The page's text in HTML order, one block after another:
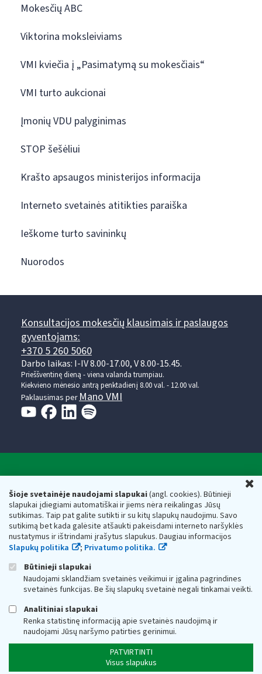
Šioje svetainėje naudojami slapukai(angl. cookies). Būtinieji
slapukai įdiegiami automatiškai ir jiems nėra reikalingas Jūsų
sutikimas. Taip pat galite sutikti ir su kitų slapukų naudojimu. Savo
sutikimą bet kada galėsite atšaukti pakeisdami interneto naršyklės
nustatymus ir ištrindami įrašytus slapukus. Daugiau informacijos
Slapukų politika
; Privatumo politika.
Būtinieji slapukai
Naudojami sklandžiam svetainės veikimui ir įgalina pagrindines
svetainės funkcijas. Be šių slapukų svetainė negali tinkamai veikti.
Analitiniai slapukai
Renka statistinę informaciją apie svetainės naudojimą ir
naudojami Jūsų naršymo patirties gerinimui.
PATVIRTINTI
Visus slapukus
Mokesčių ABC
Viktorina moksleiviams
VMI kviečia į „Pasimatymą su mokesčiais“
VMI turto aukcionai
Įmonių VDU palyginimas
STOP šešėliui
Krašto apsaugos ministerijos informacija
Interneto svetainės atitikties paraiška
Ieškome turto savininkų
Nuorodos
Konsultacijos mokesčių klausimais ir paslaugos
gyventojams:
+370 5 260 5060
Darbo laikas: I-IV 8.00-17.00, V 8.00-15.45.
Prieššventinę dieną - viena valanda trumpiau.
Kiekvieno mėnesio antrą penktadienį 8.00 val. - 12.00 val.
Paklausimas per Mano VMI
Respublikos finansų ministerijos
Biudžetinė įstaiga. Juridinio asmens kodas — 188659752,
adresas: Vasario 16-osios g. 14, 01107 Vilnius, Lietuva, el.paštas:
vmi@vmi.lt, E. pristatymo dėžutės adresas 188659752
Duomenys apie Valstybinę mokesčių inspekciją prie Lietuvos
Respublikos finansų ministerijos kaupiami ir saugomi Juridinių